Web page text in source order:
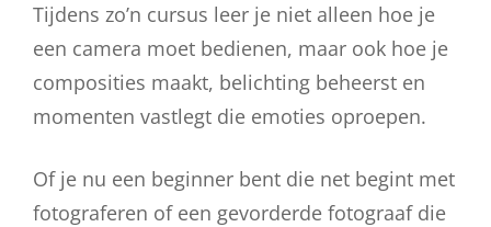
Tijdens zo’n cursus leer je niet alleen hoe je
een camera moet bedienen, maar ook hoe je
composities maakt, belichting beheerst en
momenten vastlegt die emoties oproepen.
Of je nu een beginner bent die net begint met
fotograferen of een gevorderde fotograaf die